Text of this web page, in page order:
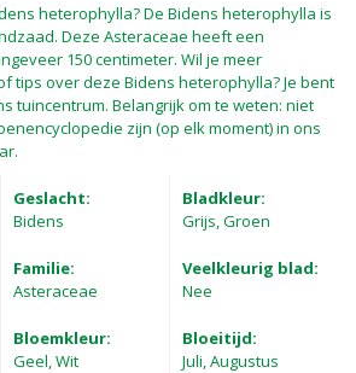
heterophylla? De Bidens heterophylla is
Deze Asteraceae heeft een
150 centimeter. Wil je meer
tips over deze Bidens heterophylla? Je bent
tuincentrum. Belangrijk om te weten: niet
zijn (op elk moment) in ons
Geslacht:
Bidens
Familie:
Asteraceae
Bloemkleur:
Geel, Wit
Bladkleur:
Grijs, Groen
Veelkleurig blad:
Nee
Bloeitijd:
Juli, Augustus